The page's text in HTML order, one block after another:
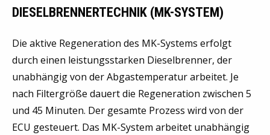
DIESELBRENNERTECHNIK (MK-SYSTEM)
Die aktive Regeneration des MK-Systems erfolgt
durch einen leistungsstarken Dieselbrenner, der
unabhängig von der Abgastemperatur arbeitet. Je
nach Filtergröße dauert die Regeneration zwischen 5
und 45 Minuten. Der gesamte Prozess wird von der
ECU gesteuert. Das MK-System arbeitet unabhängig